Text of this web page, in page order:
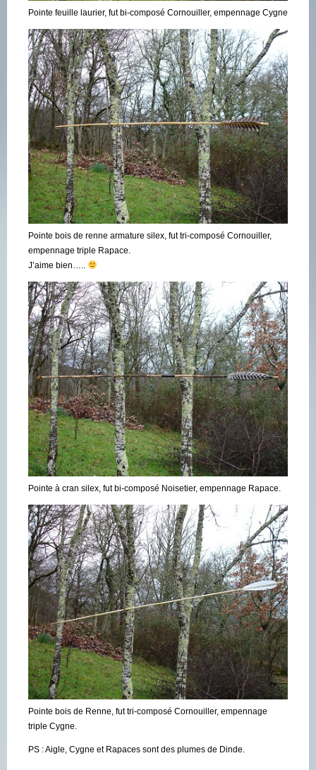
Pointe feuille laurier, fut bi-composé Cornouiller, empennage Cygne
Pointe bois de renne armature silex, fut tri-composé Cornouiller,
empennage triple Rapace.
J’aime bien…..
Pointe à cran silex, fut bi-composé Noisetier, empennage Rapace.
Pointe bois de Renne, fut tri-composé Cornouiller, empennage
triple Cygne.
PS : Aigle, Cygne et Rapaces sont des plumes de Dinde.